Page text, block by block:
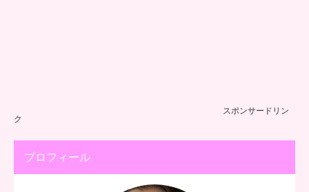
スポンサードリン
ク
プロフィール